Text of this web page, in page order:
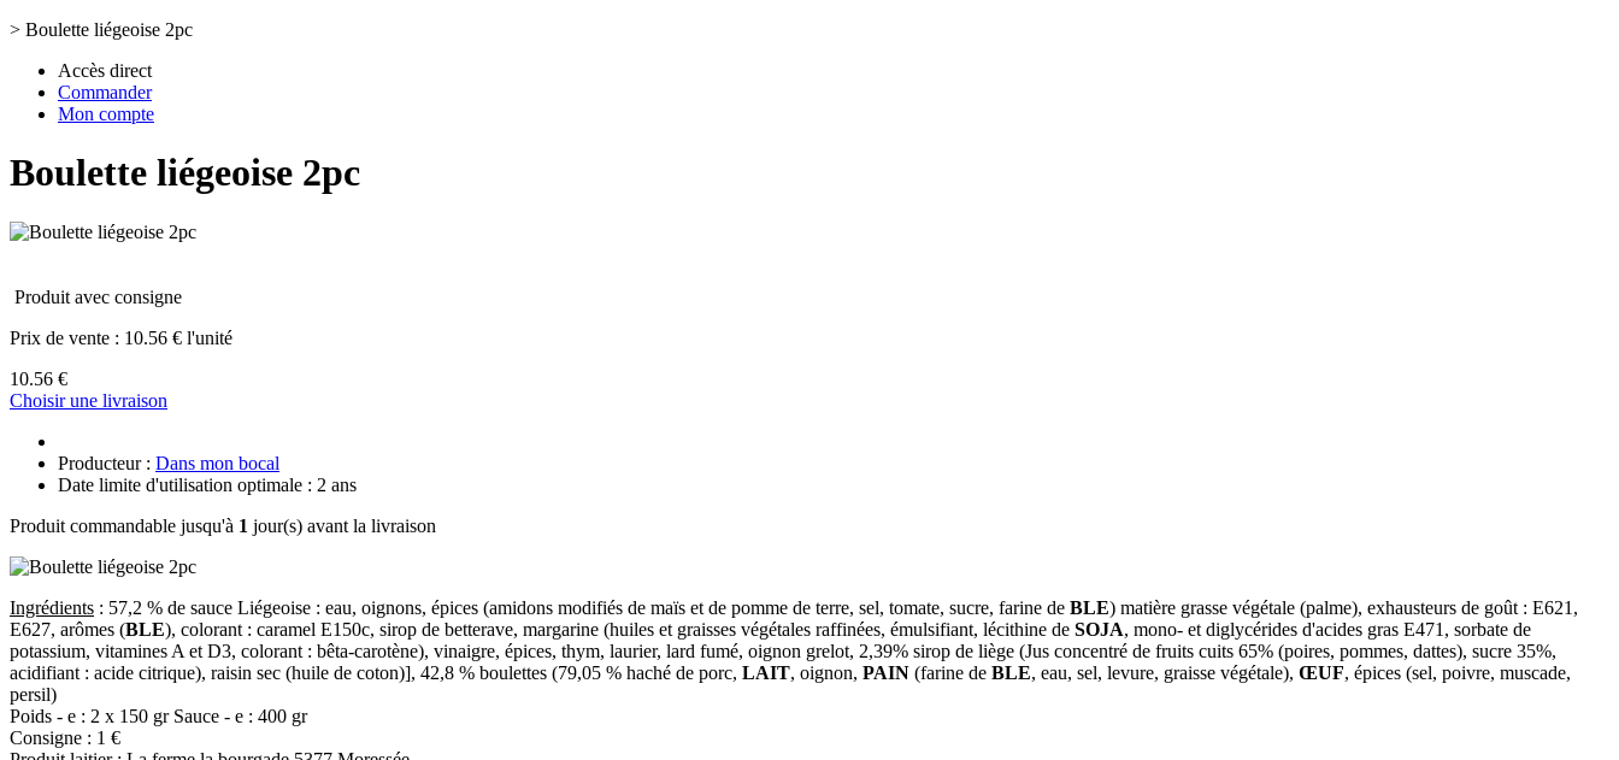
> Boulette liégeoise 2pc
Accès direct
Commander
Mon compte
Boulette liégeoise 2pc
Produit avec consigne
Prix de vente : 10.56 € l'unité
10.56 €
Choisir une livraison
Producteur : Dans mon bocal
Date limite d'utilisation optimale : 2 ans
Produit commandable jusqu'à 1 jour(s) avant la livraison
Ingrédients : 57,2 % de sauce Liégeoise : eau, oignons, épices (amidons modifiés de maïs et de pomme de terre, sel, tomate, sucre, farine de BLE) matière grasse végétale (palme), exhausteurs de goût : E621,
E627, arômes (BLE), colorant : caramel E150c, sirop de betterave, margarine (huiles et graisses végétales raffinées, émulsifiant, lécithine de SOJA, mono- et diglycérides d'acides gras E471, sorbate de
potassium, vitamines A et D3, colorant : bêta-carotène), vinaigre, épices, thym, laurier, lard fumé, oignon grelot, 2,39% sirop de liège (Jus concentré de fruits cuits 65% (poires, pommes, dattes), sucre 35%,
acidifiant : acide citrique), raisin sec (huile de coton)], 42,8 % boulettes (79,05 % haché de porc, LAIT, oignon, PAIN (farine de BLE, eau, sel, levure, graisse végétale), ŒUF, épices (sel, poivre, muscade,
persil)
Poids - e : 2 x 150 gr Sauce - e : 400 gr
Consigne : 1 €